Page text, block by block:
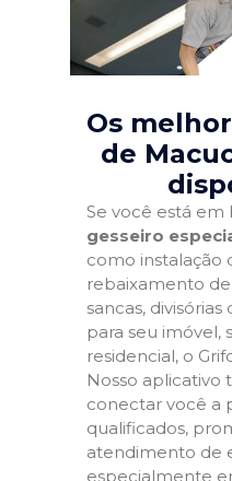
Os
de
Se você está em
gesseiro
como instalação
rebaixamento
sancas,
para seu imóvel,
residencial, o
Nosso aplicativo
conectar você a
qualificados,
atendimento de
especialmente